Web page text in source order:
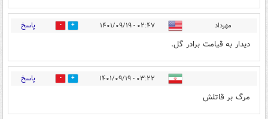
مهرداد ۰۲:۴۷ - ۱۴۰۱/۰۹/۱۹ 0 پاسخ
دیدار به قیامت برادر گل.
۰۳:۲۲ - ۱۴۰۱/۰۹/۱۹ 0 پاسخ
مرگ بر قاتلش